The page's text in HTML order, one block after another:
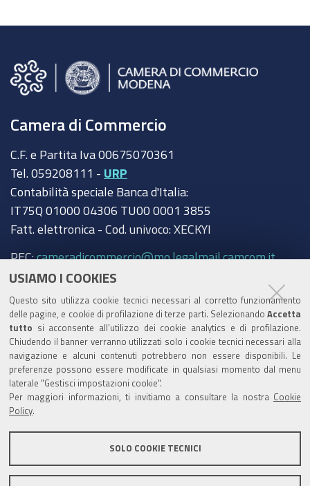
USIAMO I COOKIES
Questo sito utilizza cookie tecnici necessari al corretto funzionamento
delle pagine, e cookie di profilazione di terze parti. Selezionando Accetta
tutto si acconsente all’utilizzo dei cookie analytics e di profilazione.
Chiudendo il banner verranno utilizzati solo i cookie tecnici necessari alla
navigazione e alcuni contenuti potrebbero non essere disponibili. Le
preferenze possono essere modificate in qualsiasi momento dal menu
laterale "Gestisci impostazioni cookie".
Per maggiori informazioni, ti invitiamo a consultare la nostra Cookie
Policy
SOLO COOKIE TECNICI
Camera di Commercio
C.F. e Partita Iva 00675070361
Tel. 059208111 - URP
Contabilità speciale Banca d'Italia:
IT75Q 01000 04306 TU00 0001 3855
Fatt. elettronica - Cod. univoco: XECKYI
PEC:cameradicommercio@mo.legalmail.camcom.it
Trasparenza
Amministrazione trasparente
Albo Camerale
Pubblicità Legale
Area riservata Amministratori